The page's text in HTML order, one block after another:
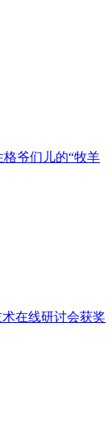
爷们儿的“牧羊
在线研讨会获奖